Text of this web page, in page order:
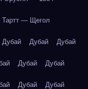
Тартт — Щегол
Дубай Дубай Дубай
Дубай Дубай
Дубай Дубай